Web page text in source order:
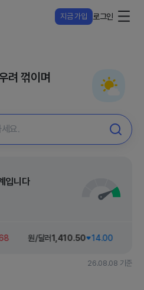
지금 가입 로그인
려 꺾이며
입니다
원/달러1,410.50 14.00
26.08.08 기준